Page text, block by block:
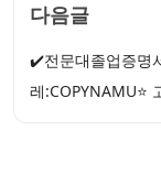
다음글
✔️전문대졸업증명
레:COPYNAMU⭐